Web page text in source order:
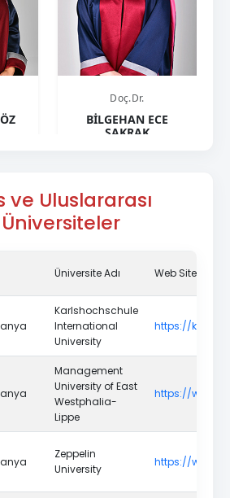
Uluslararası
Üniversite Adı Web Sitesi
Karlshochschule
International
University
https://
Management
University of East
Westphalia-
Lippe
https://
Zeppelin
University
https://